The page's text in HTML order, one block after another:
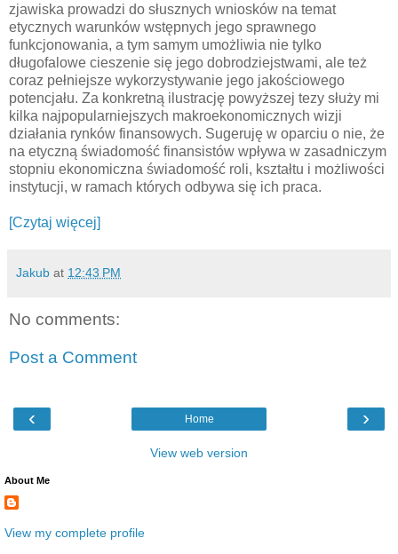
zjawiska prowadzi do słusznych wniosków na temat
etycznych warunków wstępnych jego sprawnego
funkcjonowania, a tym samym umożliwia nie tylko
długofalowe cieszenie się jego dobrodziejstwami, ale też
coraz pełniejsze wykorzystywanie jego jakościowego
potencjału. Za konkretną ilustrację powyższej tezy służy mi
kilka najpopularniejszych makroekonomicznych wizji
działania rynków finansowych. Sugeruję w oparciu o nie, że
na etyczną świadomość finansistów wpływa w zasadniczym
stopniu ekonomiczna świadomość roli, kształtu i możliwości
instytucji, w ramach których odbywa się ich praca.
[Czytaj więcej]
Jakub at 12:43 PM
No comments:
Post a Comment
‹ ›
Home
View web version
About Me
View my complete profile